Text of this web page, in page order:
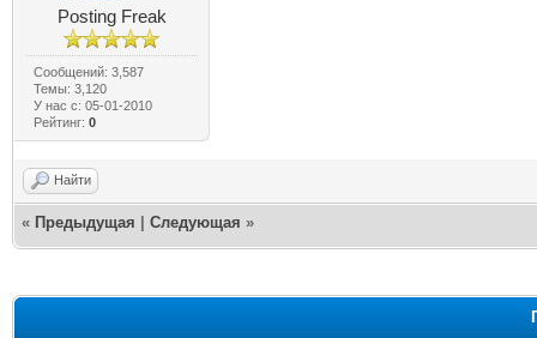
Posting Freak
Сообщений: 3,587
Темы: 3,120
У нас с: 05-01-2010
Рейтинг: 0
Найти
« Предыдущая Следующая »